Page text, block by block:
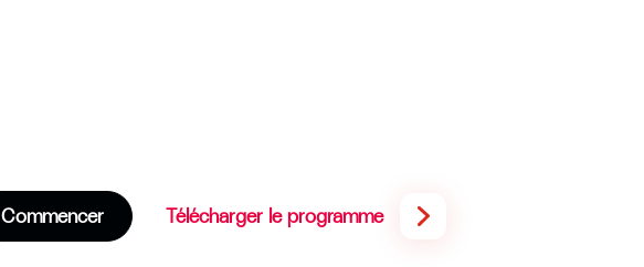
Commencer Télécharger le programme